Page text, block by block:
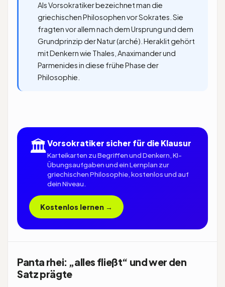
Als Vorsokratiker bezeichnet man die
griechischen Philosophen vor Sokrates. Sie
fragten vor allem nach dem Ursprung und dem
Grundprinzip der Natur (arché). Heraklit gehört
mit Denkern wie Thales, Anaximander und
Parmenides in diese frühe Phase der
Philosophie.
🏛Vorsokratiker sicher für die Klausur
Karteikarten zu Begriffen und Denkern, KI-
Übungsaufgaben und ein Lernplan zur
griechischen Philosophie, kostenlos und auf
dein Niveau.
Kostenlos lernen →
Panta rhei: „alles fließt“ und wer den
Satz prägte